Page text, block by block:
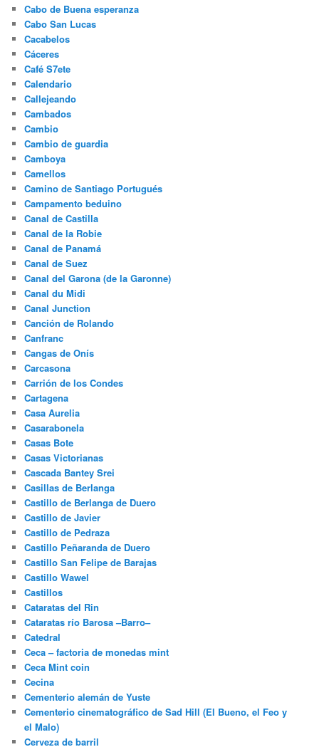
Cabo de Buena esperanza
Cabo San Lucas
Cacabelos
Cáceres
Café S7ete
Calendario
Callejeando
Cambados
Cambio
Cambio de guardia
Camboya
Camellos
Camino de Santiago Portugués
Campamento beduino
Canal de Castilla
Canal de la Robie
Canal de Panamá
Canal de Suez
Canal del Garona (de la Garonne)
Canal du Midi
Canal Junction
Canción de Rolando
Canfranc
Cangas de Onís
Carcasona
Carrión de los Condes
Cartagena
Casa Aurelia
Casarabonela
Casas Bote
Casas Victorianas
Cascada Bantey Srei
Casillas de Berlanga
Castillo de Berlanga de Duero
Castillo de Javier
Castillo de Pedraza
Castillo Peñaranda de Duero
Castillo San Felipe de Barajas
Castillo Wawel
Castillos
Cataratas del Rin
Cataratas río Barosa –Barro–
Catedral
Ceca – factoria de monedas mint
Ceca Mint coin
Cecina
Cementerio alemán de Yuste
Cementerio cinematográfico de Sad Hill (El Bueno, el Feo y
el Malo)
Cerveza de barril